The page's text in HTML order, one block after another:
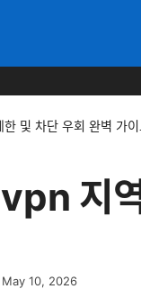
및 차단 우회 완벽 가이
지
10, 2026